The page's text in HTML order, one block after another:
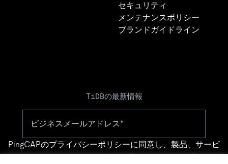
セキュリティ
メンテナンスポリシー
ブランドガイドライン
TiDBの最新情報
PingCAPのプライバシーポリシーに同意し、製品、サービ